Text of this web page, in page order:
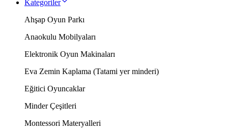
Kategoriler
Ahşap Oyun Parkı
Anaokulu Mobilyaları
Elektronik Oyun Makinaları
Eva Zemin Kaplama (Tatami yer minderi)
Eğitici Oyuncaklar
Minder Çeşitleri
Montessori Materyalleri